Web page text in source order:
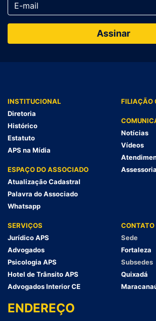
INSTITUCIONAL
Diretoria
Histórico
Estatuto
APS na Mídia
ESPAÇO DO ASSOCIADO
Atualização Cadastral
Palavra do Associado
Whatsapp
FILIAÇÃO
Notícias
Vídeos
SERVIÇOS
Jurídico APS
Advogados
Psicologia APS
Hotel de Trânsito APS
Advogados Interior CE
CONTATO
Sede
Fortaleza
Subsedes
Quixadá
ENDEREÇO